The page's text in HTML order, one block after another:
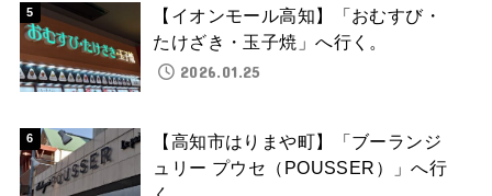
【イオンモール高知】「おむすび・
たけざき・玉子焼」へ行く。
2026.01.25
【高知市はりまや町】「ブーランジ
ュリー プウセ（POUSSER）」へ行